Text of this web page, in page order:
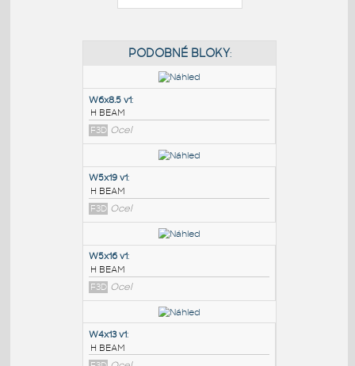
PODOBNÉ BLOKY
W6x8.5 v1
F3D Ocel
H BEAM
F3D